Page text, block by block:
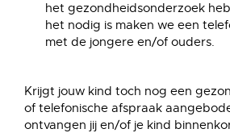
het gezondheidsonderzoek
het nodig is maken we een
met de jongere en/of ouders.
Krijgt jouw kind toch nog een
of telefonische afspraak
ontvangen jij en/of je kind